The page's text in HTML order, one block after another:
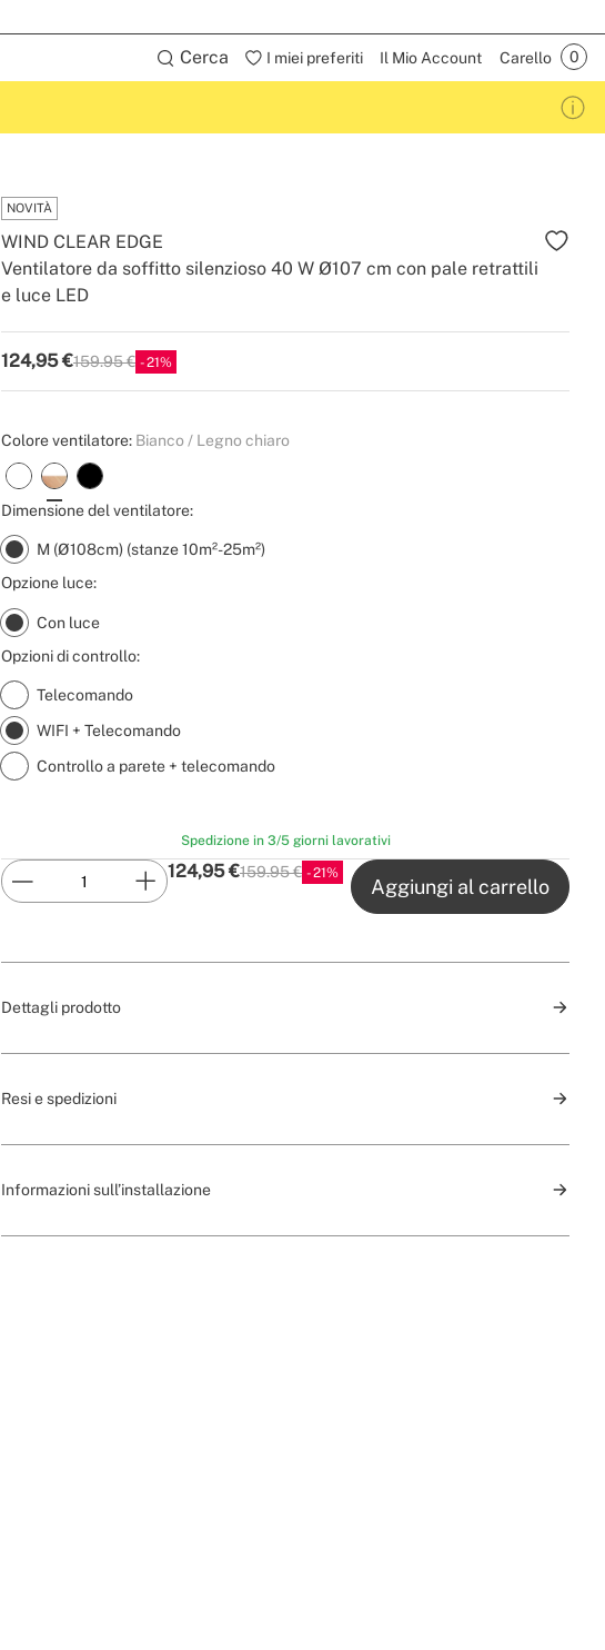
Cerca I miei preferiti Il Mio Account Carello
NOVITÀ
Ventilatore da soffitto silenzioso 40 W Ø107 cm con pale retrattili
e luce LED
WIND CLEAR EDGE
124,95 €P.V.P
159.95 € 21
Colore ventilatore: Bianco / Legno chiaro
Dimensione del ventilatore:
M (Ø108cm) (stanze 10m²-25m²)
Opzione luce:
Con luce
Opzioni di controllo:
Telecomando
WIFI + Telecomando
Controllo a parete + telecomando
Spedizione in 3/5 giorni lavorativi
124,95 €P.V.P
159.95 € 21
Aggiungi al carrello
Dettagli prodotto
Resi e spedizioni
Informazioni sull’installazione